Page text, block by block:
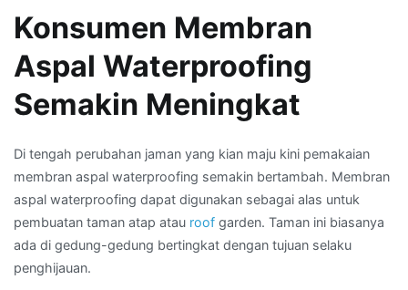
Konsumen Membran
Aspal Waterproofing
Semakin Meningkat
Di tengah perubahan jaman yang kian maju kini pemakaian
membran aspal waterproofing semakin bertambah. Membran
aspal waterproofing dapat digunakan sebagai alas untuk
pembuatan taman atap atau roof garden. Taman ini biasanya
ada di gedung-gedung bertingkat dengan tujuan selaku
penghijauan.